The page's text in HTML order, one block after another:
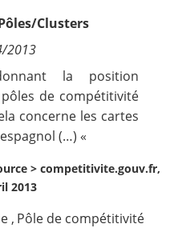
Clusters
2013
la position
de compétitivité
concerne les cartes
(…) «
> competitivite.gouv.fr,
2013
, Pôle de compétitivité